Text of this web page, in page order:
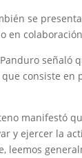
se
en
señaló
que consiste
manifestó
y ejercer la
leemos